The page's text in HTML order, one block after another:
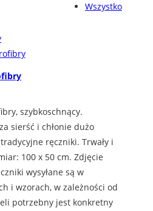
Wszystko
szybkoschnący.
sierść i chłonie dużo
ręczniki. Trwały i
100 x 50 cm. Zdjęcie
wysyłane są w
i wzorach, w zależności od
potrzebny jest konkretny